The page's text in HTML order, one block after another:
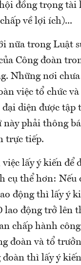
đồng trọng tài
về lợi ích)...
nữa trong Luật
Công đoàn
Những nơi
việc tổ chức
diện được tập
này phải thông
trực tiếp.
việc lấy ý kiến để
cụ thể hơn: Nếu
động thì lấy ý
lao động trở lên
chấp hành
đoàn và tổ
đoàn thì lấy ý